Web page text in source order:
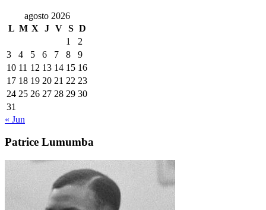
agosto 2026
L M X J V S D
1
2
3
4 5 6 7 8
9
10 11 12 13 14 15 16
17 18 19 20 21 22 23
24 25 26 27 28 29 30
31
« Jun
Patrice Lumumba